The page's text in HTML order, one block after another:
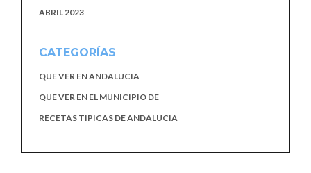
ABRIL 2023
CATEGORÍAS
QUE VER EN ANDALUCIA
QUE VER EN EL MUNICIPIO DE
RECETAS TIPICAS DE ANDALUCIA